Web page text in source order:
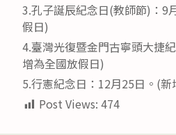
3.孔子誕辰紀念日(教師節)：9
假日)
4.臺灣光復暨金門古寧頭大捷
增為全國放假日)
5.行憲紀念日：12月25日。(新
Post Views: 474